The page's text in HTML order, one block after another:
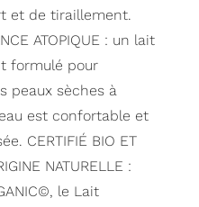
et de tiraillement.
ATOPIQUE : un lait
formulé pour
peaux sèches à
est confortable et
CERTIFIÉ ️BIO ET
NATURELLE :
le Lait